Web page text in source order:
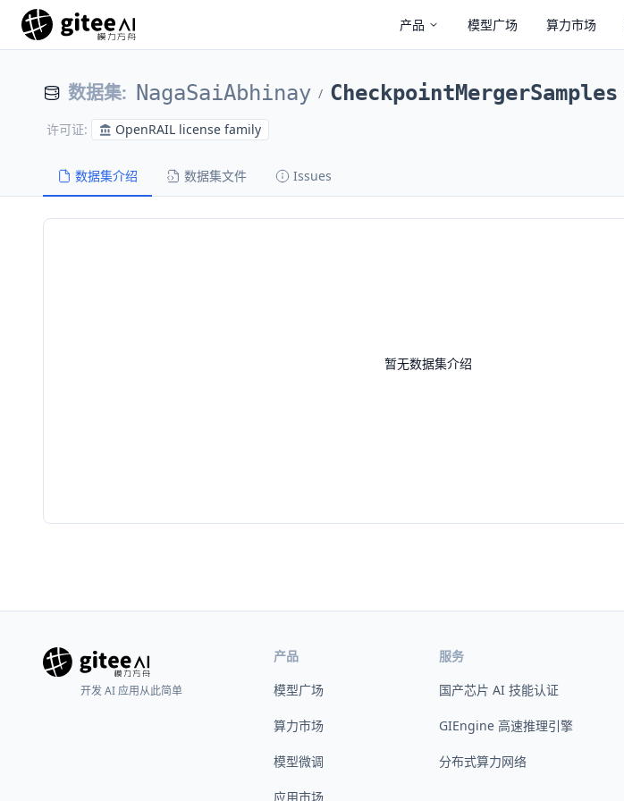
产品 模型广场 算力市场
数据集: NagaSaiAbhinay / CheckpointMergerSamples
许可证: OpenRAIL license family
数据集介绍 数据集文件 Issues
暂无数据集介绍
开发 AI 应用从此简单
产品
模型广场
算力市场
模型微调
应用市场
服务
国产芯片 AI 技能认证
GIEngine 高速推理引擎
分布式算力网络